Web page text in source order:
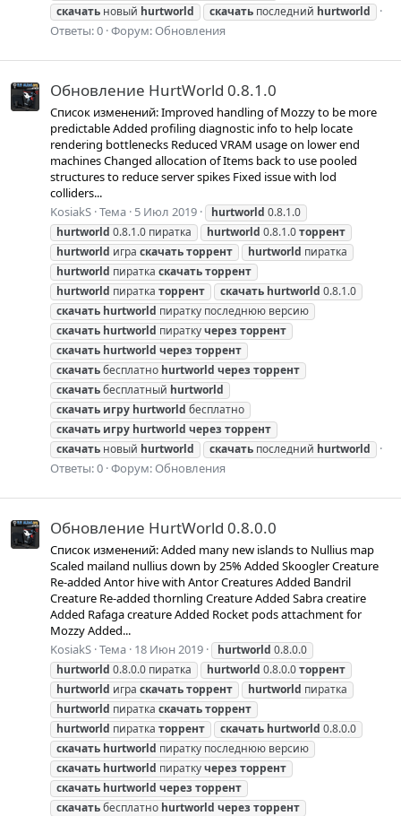
скачать новый hurtworld скачать последний hurtworld
Ответы: 0 Форум:Обновления
Обновление HurtWorld 0.8.1.0
Список изменений: Improved handling of Mozzy to be more
predictable Added profiling diagnostic info to help locate
rendering bottlenecks Reduced VRAM usage on lower end
machines Changed allocation of Items back to use pooled
structures to reduce server spikes Fixed issue with lod
colliders...
KosiakS Тема 5 Июл 2019 hurtworld 0.8.1.0
hurtworld 0.8.1.0 пиратка hurtworld 0.8.1.0торрент
hurtworld игра скачатьторрент hurtworld пиратка
hurtworld пиратка скачатьторрент
hurtworld пиратка торрент скачать hurtworld 0.8.1.0
скачать hurtworld пиратку последнюю версию
скачать hurtworld пираткучерез торрент
скачать hurtworld через торрент
скачатьбесплатно hurtworld через торрент
скачатьбесплатный hurtworld
скачать игру hurtworld бесплатно
скачать игру hurtworld через торрент
скачать новый hurtworld скачать последний hurtworld
Ответы: 0 Форум:Обновления
Обновление HurtWorld 0.8.0.0
Список изменений: Added many new islands to Nullius map
Scaled mailand nullius down by 25% Added Skoogler Creature
Re-added Antor hive with Antor Creatures Added Bandril
Creature Re-added thornling Creature Added Sabra creatire
Added Rafaga creature Added Rocket pods attachment for
Mozzy Added...
KosiakS Тема 18 Июн 2019 hurtworld 0.8.0.0
hurtworld 0.8.0.0 пиратка hurtworld 0.8.0.0торрент
hurtworld игра скачатьторрент hurtworld пиратка
hurtworld пиратка скачатьторрент
hurtworld пиратка торрент скачать hurtworld 0.8.0.0
скачать hurtworld пиратку последнюю версию
скачать hurtworld пираткучерез торрент
скачать hurtworld через торрент
скачатьбесплатно hurtworld через торрент